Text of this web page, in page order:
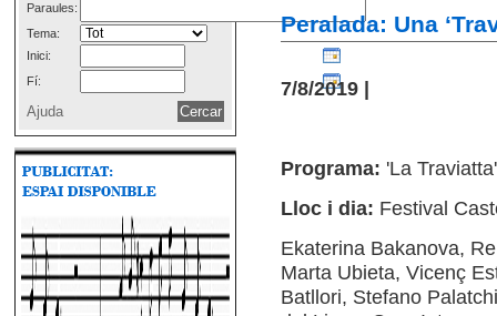
Paraules:
Tema:
Inici:
Fí:
Ajuda
Peralada: Una
7/8/2019 |
Programa: 'La
Lloc i dia: Festival
Ekaterina Bakanova,
Marta Ubieta, Vicenç
Batllori, Stefano